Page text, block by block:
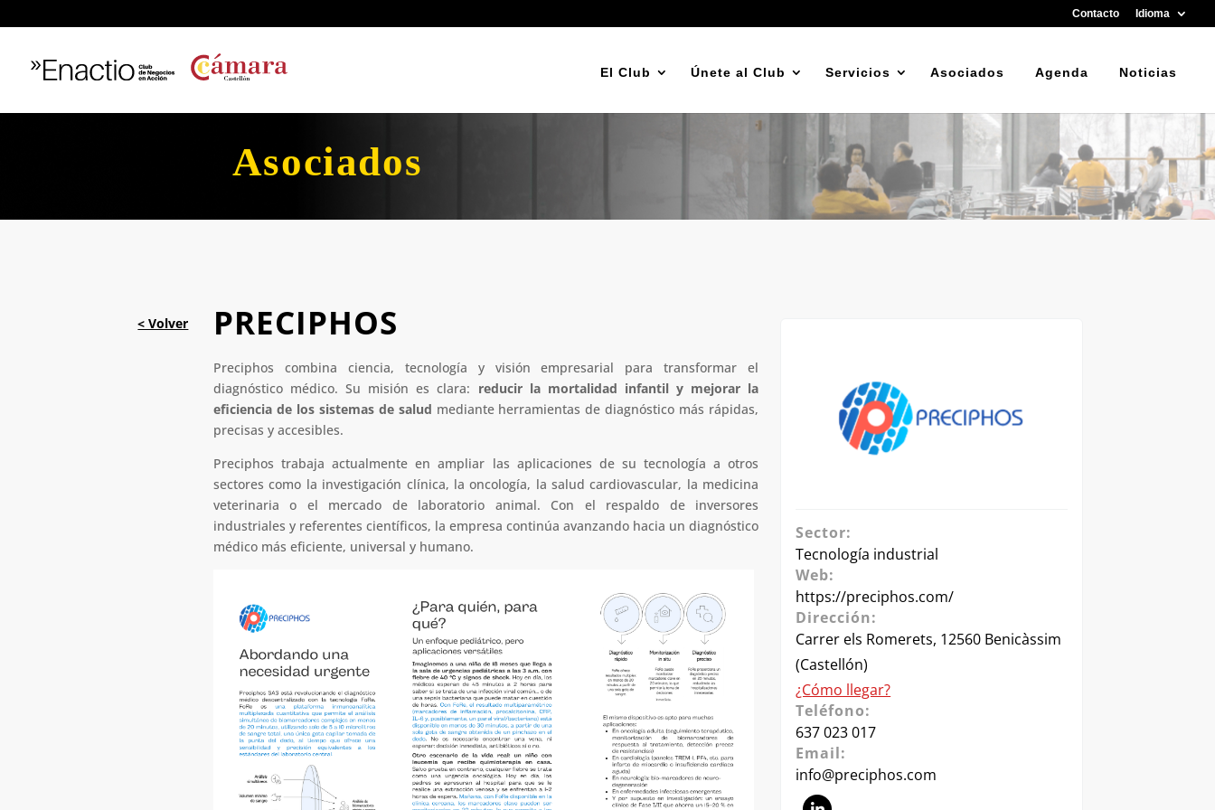
Contacto Idioma
El Club Únete al Club Servicios Asociados Agenda Noticias
Asociados
PRECIPHOS
Preciphos combina ciencia, tecnología y visión empresarial para transformar el
diagnóstico médico. Su misión es clara: reducir la mortalidad infantil y mejorar la
eficiencia de los sistemas de salud mediante herramientas de diagnóstico más rápidas,
precisas y accesibles.
Preciphos trabaja actualmente en ampliar las aplicaciones de su tecnología a otros
sectores como la investigación clínica, la oncología, la salud cardiovascular, la medicina
veterinaria o el mercado de laboratorio animal. Con el respaldo de inversores
industriales y referentes científicos, la empresa continúa avanzando hacia un diagnóstico
médico más eficiente, universal y humano.
Sector:
Tecnología industrial
Web:
https://preciphos.com/
Dirección:
Carrer els Romerets, 12560 Benicàssim
(Castellón)
¿Cómo llegar?
Teléfono:
637 023 017
Email:
info@preciphos.com